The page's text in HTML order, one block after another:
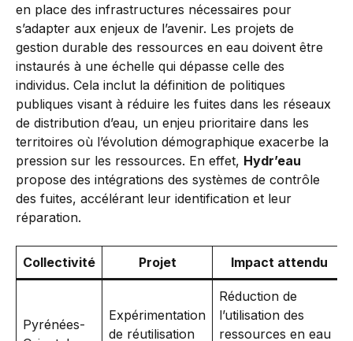
en place des infrastructures nécessaires pour
s’adapter aux enjeux de l’avenir. Les projets de
gestion durable des ressources en eau doivent être
instaurés à une échelle qui dépasse celle des
individus. Cela inclut la définition de politiques
publiques visant à réduire les fuites dans les réseaux
de distribution d’eau, un enjeu prioritaire dans les
territoires où l’évolution démographique exacerbe la
pression sur les ressources. En effet, Hydr’eau
propose des intégrations des systèmes de contrôle
des fuites, accélérant leur identification et leur
réparation.
Collectivité Projet Impact attendu
Pyrénées-
Expérimentation
de réutilisation
Réduction de
l’utilisation des
ressources en eau